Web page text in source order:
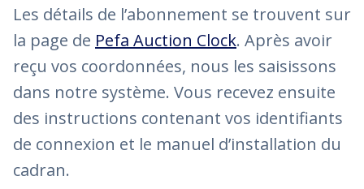
Les détails de l’abonnement se trouvent sur
la page de Pefa Auction Clock. Après avoir
reçu vos coordonnées, nous les saisissons
dans notre système. Vous recevez ensuite
des instructions contenant vos identifiants
de connexion et le manuel d’installation du
cadran.